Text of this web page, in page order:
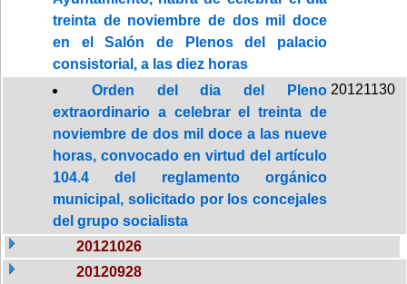
treinta de noviembre de dos mil doce
en el Salón de Plenos del palacio
consistorial, a las diez horas
Orden del dia del Pleno
extraordinario a celebrar el treinta de
noviembre de dos mil doce a las nueve
horas, convocado en virtud del artículo
104.4 del reglamento orgánico
municipal, solicitado por los concejales
del grupo socialista
20121130
20121026
20120928